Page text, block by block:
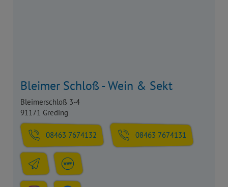
Bleimer Schloß - Wein & Sekt
Bleimerschloß 3-4
91171 Greding
08463 7674132 08463 7674131